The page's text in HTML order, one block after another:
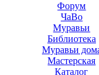
Форум
ЧаВо
Муравьи
Библиотека
Муравьи
Мастерская
Каталог